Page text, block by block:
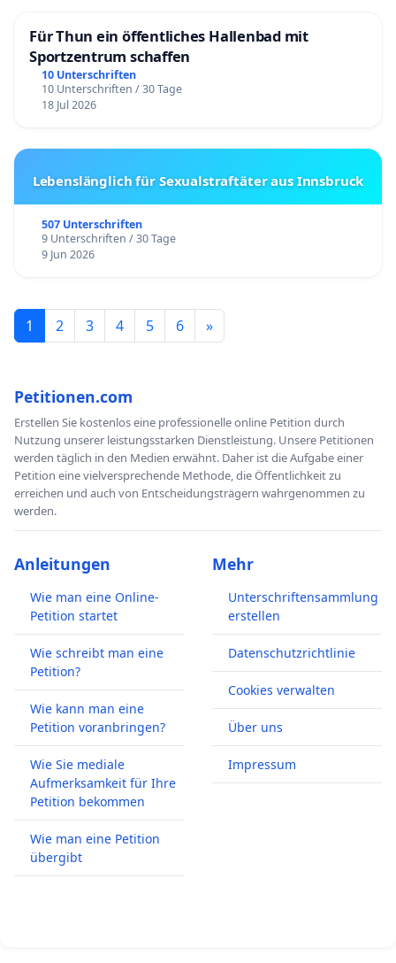
Für Thun ein öffentliches Hallenbad mit
Sportzentrum schaffen
10 Unterschriften
10 Unterschriften / 30 Tage
18 Jul 2026
Lebenslänglich für Sexualstraftäter aus Innsbruck
507 Unterschriften
9 Unterschriften / 30 Tage
9 Jun 2026
1 2 3 4 5 6 »
Petitionen.com
Erstellen Sie kostenlos eine professionelle online Petition durch
Nutzung unserer leistungsstarken Dienstleistung. Unsere Petitionen
werden täglich in den Medien erwähnt. Daher ist die Aufgabe einer
Petition eine vielversprechende Methode, die Öffentlichkeit zu
erreichen und auch von Entscheidungsträgern wahrgenommen zu
werden.
Anleitungen
Wie man eine Online-
Petition startet
Wie schreibt man eine
Petition?
Wie kann man eine
Petition voranbringen?
Wie Sie mediale
Aufmerksamkeit für Ihre
Petition bekommen
Wie man eine Petition
übergibt
Mehr
Unterschriftensammlung
erstellen
Datenschutzrichtlinie
Cookies verwalten
Über uns
Impressum